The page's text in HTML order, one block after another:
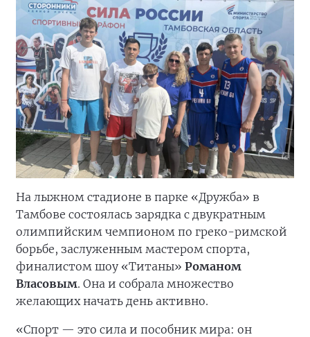
На лыжном стадионе в парке «Дружба» в
Тамбове состоялась зарядка с двукратным
олимпийским чемпионом по греко-римской
борьбе, заслуженным мастером спорта,
финалистом шоу «Титаны» Романом
Власовым. Она и собрала множество
желающих начать день активно.
«Спорт — это сила и пособник мира: он